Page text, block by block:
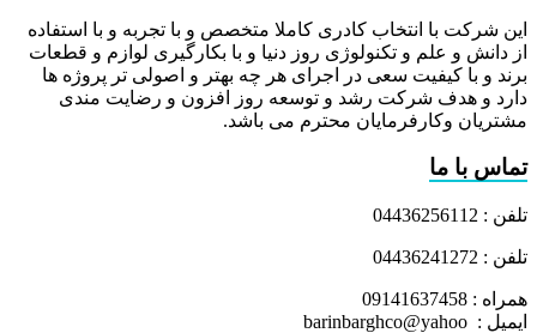
این شرکت با انتخاب کادری کاملا متخصص و با تجربه و با استفاده
از دانش و علم و تکنولوژی روز دنیا و با بکارگیری لوازم و قطعات
برند و با کیفیت سعی در اجرای هر چه بهتر و اصولی تر پروژه ها
دارد و هدف شرکت رشد و توسعه روز افزون و رضایت مندی
مشتریان وکارفرمایان محترم می باشد.
تماس با ما
تلفن : 04436256112
تلفن : 04436241272
همراه : 09141637458
ایمیل : barinbarghco@yahoo